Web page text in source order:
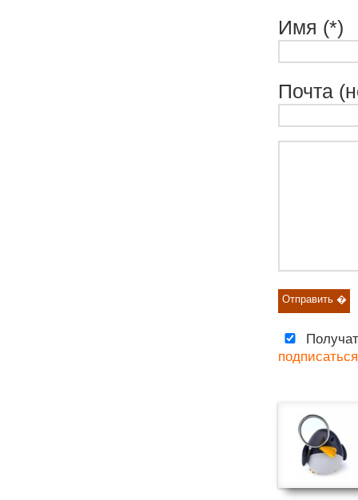
Имя (*)
Почта
подписаться